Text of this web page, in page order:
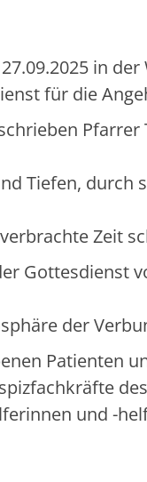
in
für die
Tiefen,
Zeit
Gottesdienst
der
Patienten
und -